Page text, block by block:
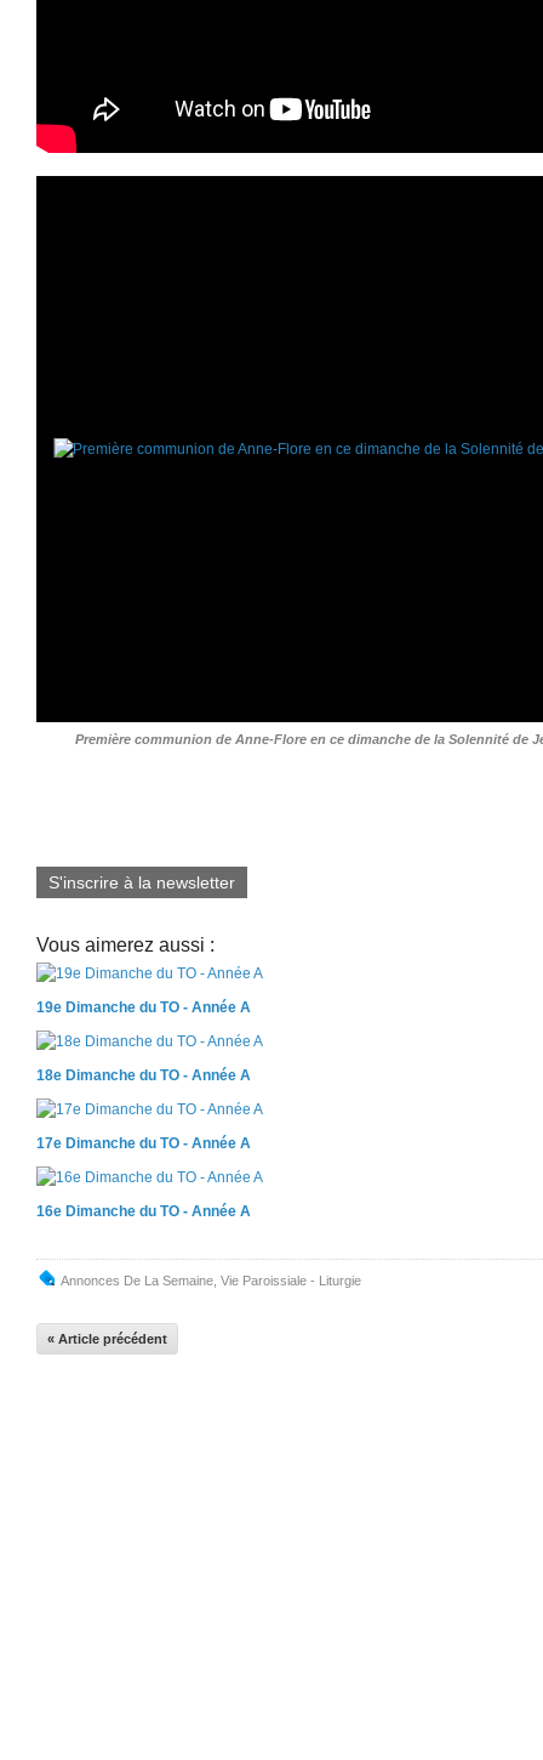
Première communion de Anne-Flore en ce dimanche de la Solennité de
S'inscrire à la newsletter
Vous aimerez aussi :
19e Dimanche du TO - Année A
18e Dimanche du TO - Année A
17e Dimanche du TO - Année A
16e Dimanche du TO - Année A
Annonces De La Semaine Vie Paroissiale - Liturgie
« Article précédent